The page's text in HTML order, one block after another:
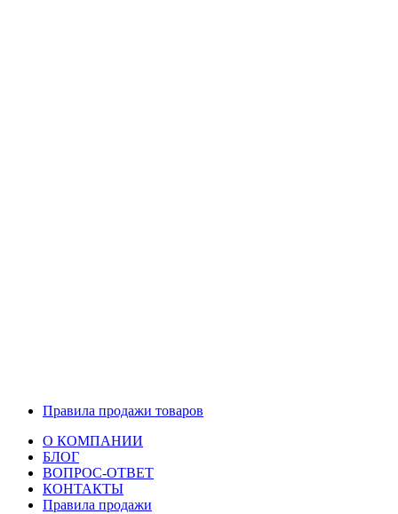
Правила продажи товаров
О КОМПАНИИ
БЛОГ
ВОПРОС-ОТВЕТ
КОНТАКТЫ
Правила продажи